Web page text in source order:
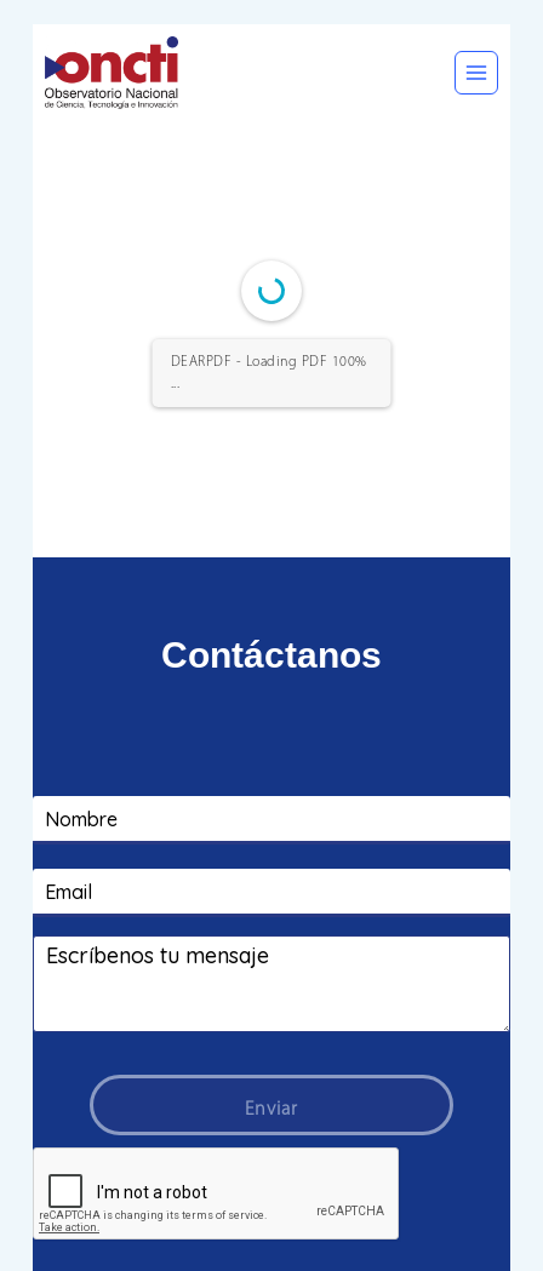
al
contenido
DEARPDF - Loading PDF 100%
...
Contáctanos
Enviar